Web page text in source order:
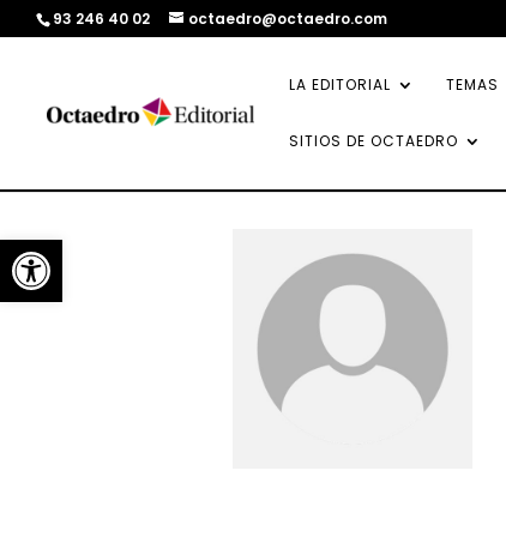
Abrir barra de herramientas
93 246 40 02 octaedro@octaedro.com
LA EDITORIAL TEMAS
SITIOS DE OCTAEDRO